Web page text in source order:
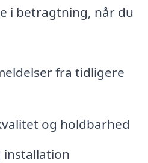
i betragtning, når du
fra tidligere
og holdbarhed
installation